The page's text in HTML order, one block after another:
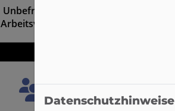
Unbefristeter
Arbeitsvertrag
Datenschutzhinweise